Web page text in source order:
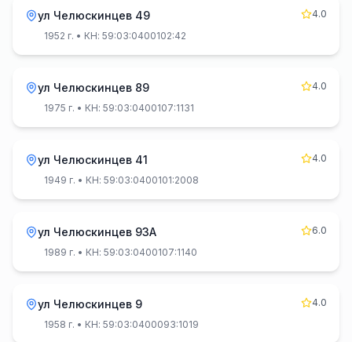
ул Челюскинцев 49
4.0
1952 г. • КН: 59:03:0400102:42
ул Челюскинцев 89
4.0
1975 г. • КН: 59:03:0400107:1131
ул Челюскинцев 41
4.0
1949 г. • КН: 59:03:0400101:2008
ул Челюскинцев 93А
6.0
1989 г. • КН: 59:03:0400107:1140
ул Челюскинцев 9
4.0
1958 г. • КН: 59:03:0400093:1019